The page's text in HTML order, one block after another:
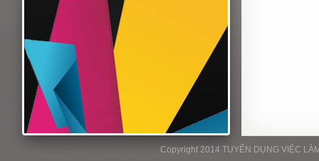
Copyright 2014 TUYỂN DỤNG VIỆC